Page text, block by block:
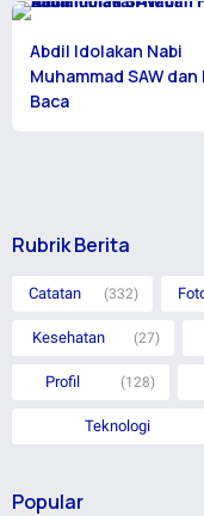
Abdil Idolakan Nabi
Muhammad SAW dan
Baca
Rubrik Berita
Catatan (332)
Kesehatan (27)
Profil (128)
Teknologi
Popular